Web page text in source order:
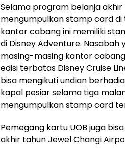
Selama program belanja akhir
mengumpulkan stamp card di
kantor cabang ini memiliki
di Disney Adventure.
masing-masing kantor
edisi terbatas Disney Cruise
bisa mengikuti undian
kapal pesiar selama tiga
mengumpulkan stamp card
Pemegang kartu UOB juga
akhir tahun Jewel Changi